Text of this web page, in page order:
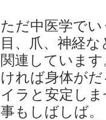
ただ中医学で
目、爪、神経
関連していま
ければ身体が
イラと安定し
事もしばしば。